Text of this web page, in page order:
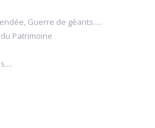
Guerre de géants.....
Patrimoine